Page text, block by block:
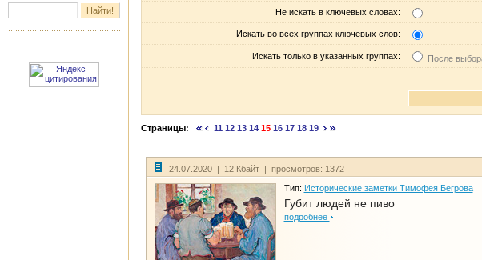
Не искать в ключевых словах:
Искать во всех группах ключевых слов:
Искать только в указанных группах: После
Страницы: 11 12 13 14 15 16 17 18 19
24.07.2020 | 12 Кбайт | просмотров: 1372
Тип: Исторические заметки Тимофея Бегрова
Губит людей не пиво
подробнее